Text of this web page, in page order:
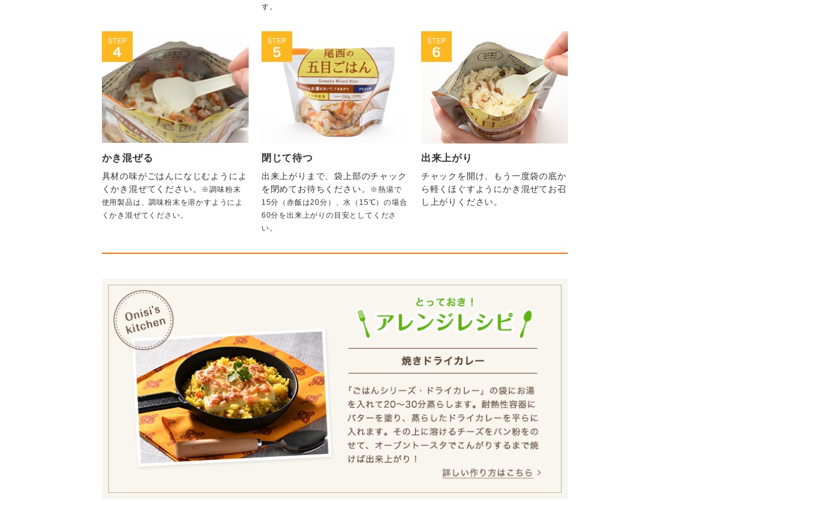
す。
かき混ぜる
具材の味がごはんになじむようによ
くかき混ぜてください。
※調味粉末
使用製品は、調味粉末を溶かすようによ
くかき混ぜてください。
閉じて待つ
出来上がりまで、袋上部のチャック
を閉めてお待ちください。
※熱湯で
15分（赤飯は20分）、水（15℃）の場合
60分を出来上がりの目安としてくださ
い。
出来上がり
チャックを開け、もう一度袋の底か
ら軽くほぐすようにかき混ぜてお召
し上がりください。